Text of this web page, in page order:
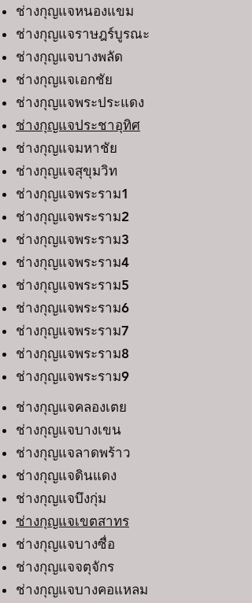
ช่างกุญแจหนองแขม
ช่างกุญแจราษฎร์บูรณะ
ช่างกุญแจบางพลัด
ช่างกุญแจเอกชัย
ช่างกุญแจพระประแดง
ช่างกุญแจประชาอุทิศ
ช่างกุญแจมหาชัย
ช่างกุญแจสุขุมวิท
ช่างกุญแจพระราม1
ช่างกุญแจพระราม2
ช่างกุญแจพระราม3
ช่างกุญแจพระราม4
ช่างกุญแจพระราม5
ช่างกุญแจพระราม6
ช่างกุญแจพระราม7
ช่างกุญแจพระราม8
ช่างกุญแจพระราม9
ช่างกุญแจคลองเตย
ช่างกุญแจบางเขน
ช่างกุญแจลาดพร้าว
ช่างกุญแจดินแดง
ช่างกุญแจบึงกุ่ม
ช่างกุญแจเขตสาทร
ช่างกุญแจบางซื่อ
ช่างกุญแจจตุจักร
ช่างกุญแจบางคอแหลม